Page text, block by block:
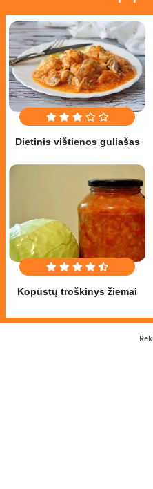
Dietinis vištienos guliašas
Kopūstų troškinys žiemai